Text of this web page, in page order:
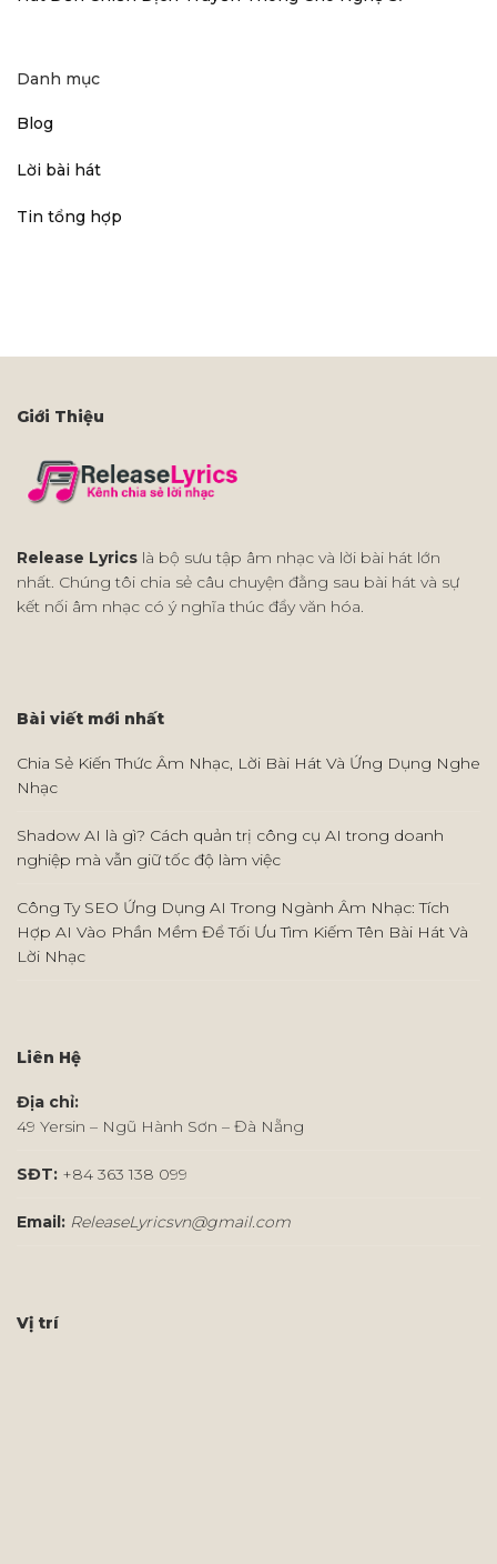
Danh mục
Blog
Lời bài hát
Tin tổng hợp
Giới Thiệu
Release Lyrics là bộ sưu tập âm nhạc và lời bài hát lớn
nhất. Chúng tôi chia sẻ câu chuyện đằng sau bài hát và sự
kết nối âm nhạc có ý nghĩa thúc đẩy văn hóa.
Bài viết mới nhất
Chia Sẻ Kiến Thức Âm Nhạc, Lời Bài Hát Và Ứng Dụng Nghe
Nhạc
Shadow AI là gì? Cách quản trị công cụ AI trong doanh
nghiệp mà vẫn giữ tốc độ làm việc
Công Ty SEO Ứng Dụng AI Trong Ngành Âm Nhạc: Tích
Hợp AI Vào Phần Mềm Để Tối Ưu Tìm Kiếm Tên Bài Hát Và
Lời Nhạc
Liên Hệ
Địa chỉ:
49 Yersin – Ngũ Hành Sơn – Đà Nẵng
SĐT: +84 363 138 099
Email: ReleaseLyricsvn@gmail.com
Vị trí